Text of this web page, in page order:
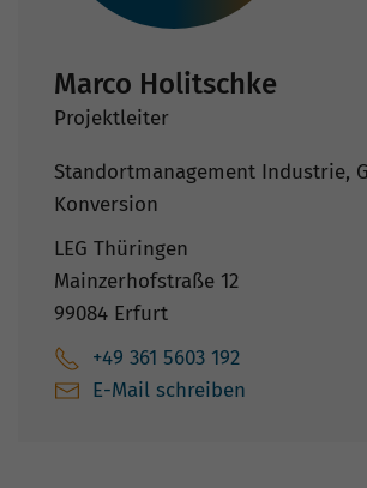
Marco Holitschke
Projektleiter
Standortmanagement Industrie,
Konversion
LEG Thüringen
Mainzerhofstraße 12
99084 Erfurt
+49 361 5603 192
E-Mail schreiben